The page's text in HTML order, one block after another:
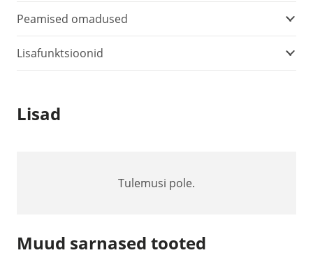
Peamised omadused
Lisafunktsioonid
Lisad
Tulemusi pole.
Muud sarnased tooted